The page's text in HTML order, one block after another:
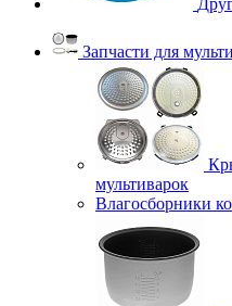
Запчасти для
мультиварок
Влагосборники